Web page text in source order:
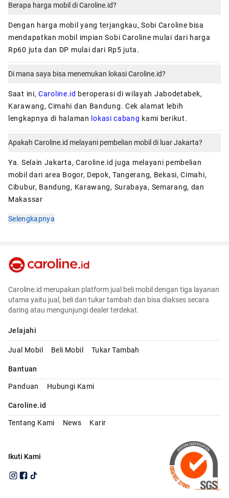
Berapa harga mobil di Caroline.id?
Dengan harga mobil yang terjangkau, Sobi Caroline bisa
mendapatkan mobil impian Sobi Caroline mulai dari harga
Rp60 juta dan DP mulai dari Rp5 juta.
Di mana saya bisa menemukan lokasi Caroline.id?
Saat ini,Caroline.id beroperasi di wilayah Jabodetabek,
Karawang, Cimahi dan Bandung. Cek alamat lebih
lengkapnya di halaman lokasi cabang kami berikut.
Apakah Caroline.id melayani pembelian mobil di luar Jakarta?
Ya. Selain Jakarta, Caroline.id juga melayani pembelian
mobil dari area Bogor, Depok, Tangerang, Bekasi, Cimahi,
Cibubur, Bandung, Karawang, Surabaya, Semarang, dan
Makassar
Selengkapnya
Caroline.id merupakan platform jual beli mobil dengan tiga layanan
utama yaitu jual, beli dan tukar tambah dan bisa diakses secara
daring atau mengunjungi dealer terdekat.
Jelajahi
Jual Mobil Beli Mobil Tukar Tambah
Bantuan
Panduan Hubungi Kami
Caroline.id
Tentang Kami News Karir
Ikuti Kami